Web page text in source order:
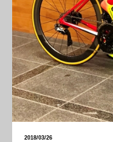
2018/03/26